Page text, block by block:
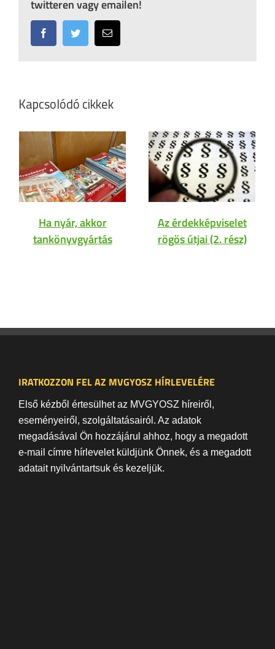
twitteren vagy emailen!
FacebookTwitter Email:
Kapcsolódó cikkek
Ha nyár, akkor
tankönyvgyártás
Az érdekképviselet
rögös útjai (2. rész)
IRATKOZZON FEL AZ MVGYOSZ HÍRLEVELÉRE
Első kézből értesülhet az MVGYOSZ híreiről,
eseményeiről, szolgáltatásairól. Az adatok
megadásával Ön hozzájárul ahhoz, hogy a megadott
e-mail címre hírlevelet küldjünk Önnek, és a megadott
adatait nyilvántartsuk és kezeljük.